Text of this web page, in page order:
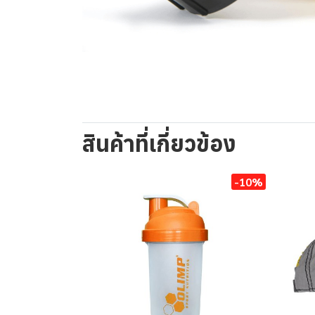
สินค้าที่เกี่ยวข้อง
-10%